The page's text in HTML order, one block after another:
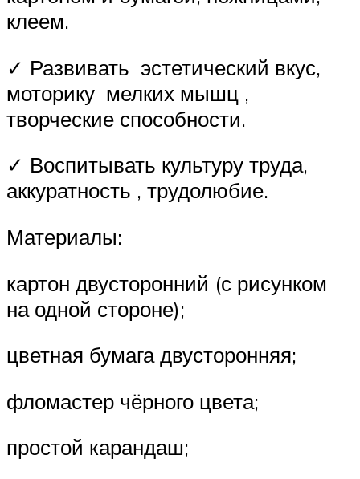
клеем.
✓ Развивать эстетический вкус,
моторику мелких мышц ,
творческие способности.
✓ Воспитывать культуру труда,
аккуратность , трудолюбие.
Материалы:
картон двусторонний (с рисунком
на одной стороне);
цветная бумага двусторонняя;
фломастер чёрного цвета;
простой карандаш;